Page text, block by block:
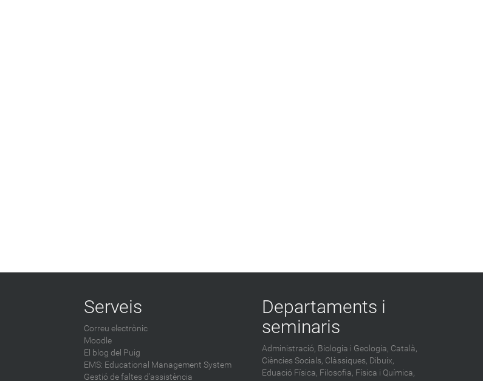
Serveis
Correu electrònic
Moodle
El blog del Puig
EMS: Educational Management System
Gestió de faltes d'assistència
Departaments i
seminaris
Administració, Biologia i Geologia, Català,
Ciències Socials, Clàssiques, Dibuix,
Eduació Física, Filosofia, Física i Química,